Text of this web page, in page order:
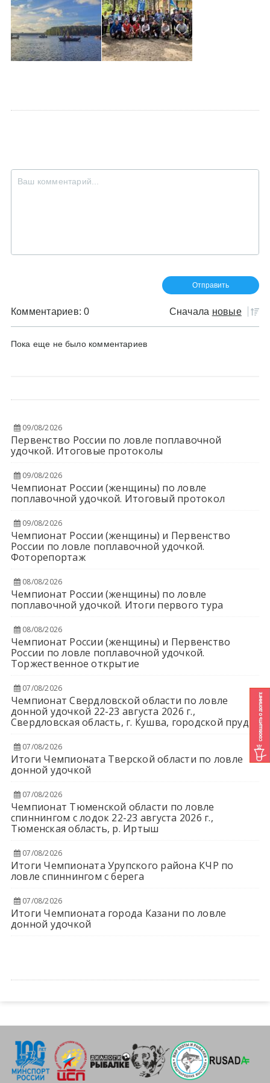
Комментариев: 0 Сначала новые
Пока еще не было комментариев
09/08/2026
Первенство России по ловле поплавочной
удочкой. Итоговые протоколы
09/08/2026
Чемпионат России (женщины) по ловле
поплавочной удочкой. Итоговый протокол
09/08/2026
Чемпионат России (женщины) и Первенство
России по ловле поплавочной удочкой.
Фоторепортаж
08/08/2026
Чемпионат России (женщины) по ловле
поплавочной удочкой. Итоги первого тура
08/08/2026
Чемпионат России (женщины) и Первенство
России по ловле поплавочной удочкой.
Торжественное открытие
07/08/2026
Чемпионат Свердловской области по ловле
донной удочкой 22-23 августа 2026 г.,
Свердловская область, г. Кушва, городской пруд
07/08/2026
Итоги Чемпионата Тверской области по ловле
донной удочкой
07/08/2026
Чемпионат Тюменской области по ловле
спиннингом с лодок 22-23 августа 2026 г.,
Тюменская область, р. Иртыш
07/08/2026
Итоги Чемпионата Урупского района КЧР по
ловле спиннингом с берега
07/08/2026
Итоги Чемпионата города Казани по ловле
донной удочкой